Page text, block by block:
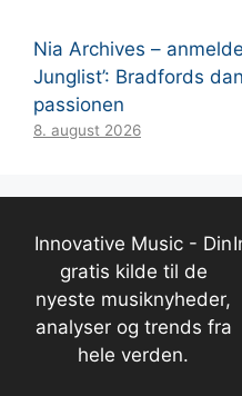
Nia Archives –
Junglist’: Bradfords
passionen
8. august 2026
Innovative Music - Din
gratis kilde til de
nyeste musiknyheder,
analyser og trends fra
hele verden.